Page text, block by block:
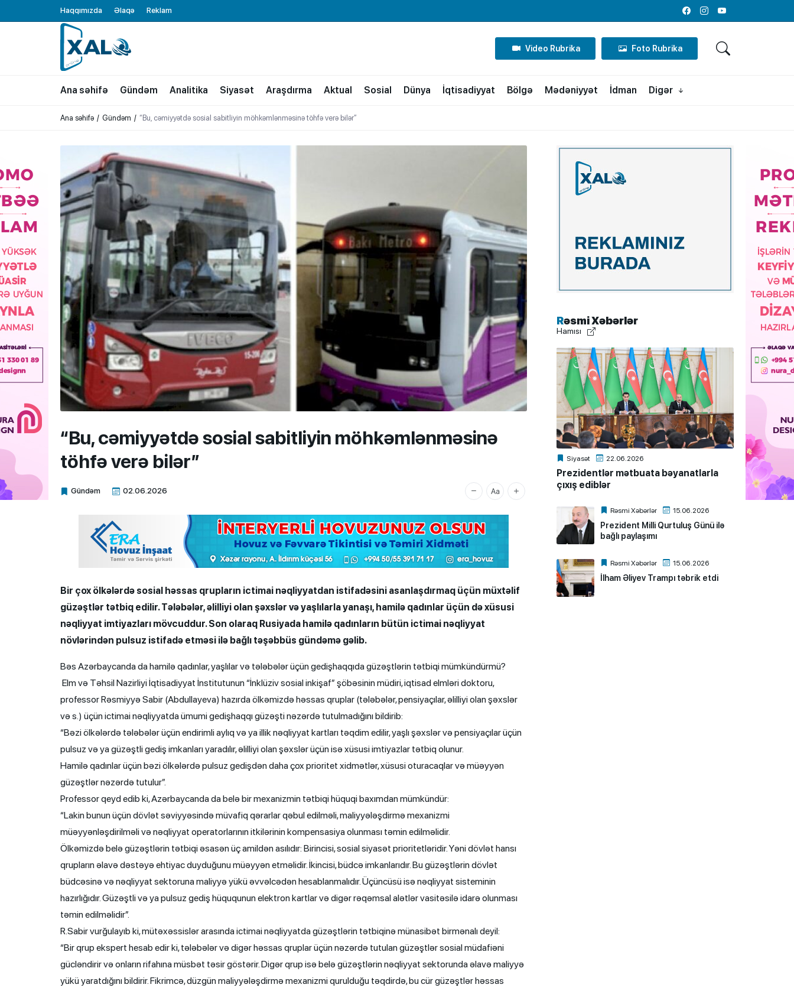
Haqqımızda Əlaqə Reklam
FacebookInstagramYoutube
XALQ.ONLINE
ONLAYN PLATFORMA
Video Rubrika Foto Rubrika
Ana səhifə Gündəm Analitika Siyasət Araşdırma Aktual Sosial Dünya İqtisadiyyat Bölgə Mədəniyyət İdman Digər
Ana səhifə Gündəm “Bu, cəmiyyətdə sosial sabitliyin möhkəmlənməsinə töhfə verə bilər”
“Bu, cəmiyyətdə sosial sabitliyin möhkəmlənməsinə
töhfə verə bilər”
Gündəm 02.06.2026
Xalq.Online
Bir çox ölkələrdə sosial həssas qrupların ictimai nəqliyyatdan istifadəsini asanlaşdırmaq üçün müxtəlif
güzəştlər tətbiq edilir. Tələbələr, əlilliyi olan şəxslər və yaşlılarla yanaşı, hamilə qadınlar üçün də xüsusi
nəqliyyat imtiyazları mövcuddur. Son olaraq Rusiyada hamilə qadınların bütün ictimai nəqliyyat
növlərindən pulsuz istifadə etməsi ilə bağlı təşəbbüs gündəmə gəlib.
Bəs Azərbaycanda da hamilə qadınlar, yaşlılar və tələbələr üçün gedişhaqqıda güzəştlərin tətbiqi mümkündürmü?
Elm və Təhsil Nazirliyi İqtisadiyyat İnstitutunun “İnklüziv sosial inkişaf” şöbəsinin müdiri, iqtisad elmləri doktoru,
professor Rəsmiyyə Sabir (Abdullayeva) hazırda ölkəmizdə həssas qruplar (tələbələr, pensiyaçılar, əlilliyi olan şəxslər
və s.) üçün ictimai nəqliyyatda ümumi gedişhaqqı güzəşti nəzərdə tutulmadığını bildirib:
“Bəzi ölkələrdə tələbələr üçün endirimli aylıq və ya illik nəqliyyat kartları təqdim edilir, yaşlı şəxslər və pensiyaçılar üçün
pulsuz və ya güzəştli gediş imkanları yaradılır, əlilliyi olan şəxslər üçün isə xüsusi imtiyazlar tətbiq olunur.
Hamilə qadınlar üçün bəzi ölkələrdə pulsuz gedişdən daha çox prioritet xidmətlər, xüsusi oturacaqlar və müəyyən
güzəştlər nəzərdə tutulur”.
Professor qeyd edib ki, Azərbaycanda da belə bir mexanizmin tətbiqi hüquqi baxımdan mümkündür:
“Lakin bunun üçün dövlət səviyyəsində müvafiq qərarlar qəbul edilməli, maliyyələşdirmə mexanizmi
müəyyənləşdirilməli və nəqliyyat operatorlarının itkilərinin kompensasiya olunması təmin edilməlidir.
Ölkəmizdə belə güzəştlərin tətbiqi əsasən üç amildən asılıdır: Birincisi, sosial siyasət prioritetləridir. Yəni dövlət hansı
qrupların əlavə dəstəyə ehtiyac duyduğunu müəyyən etməlidir. İkincisi, büdcə imkanlarıdır. Bu güzəştlərin dövlət
büdcəsinə və nəqliyyat sektoruna maliyyə yükü əvvəlcədən hesablanmalıdır. Üçüncüsü isə nəqliyyat sisteminin
hazırlığıdır. Güzəştli və ya pulsuz gediş hüququnun elektron kartlar və digər rəqəmsal alətlər vasitəsilə idarə olunması
təmin edilməlidir”.
R.Sabir vurğulayıb ki, mütəxəssislər arasında ictimai nəqliyyatda güzəştlərin tətbiqinə münasibət birmənalı deyil:
“Bir qrup ekspert hesab edir ki, tələbələr və digər həssas qruplar üçün nəzərdə tutulan güzəştlər sosial müdafiəni
gücləndirir və onların rifahına müsbət təsir göstərir. Digər qrup isə belə güzəştlərin nəqliyyat sektorunda əlavə maliyyə
yükü yaratdığını bildirir. Fikrimcə, düzgün maliyyələşdirmə mexanizmi qurulduğu təqdirdə, bu cür güzəştlər həssas
Rəsmi Xəbərlər
Hamısı
Siyasət 22.06.2026
Prezidentlər mətbuata bəyanatlarla
çıxış ediblər
Rəsmi Xəbərlər 15.06.2026
Prezident Milli Qurtuluş Günü ilə
bağlı paylaşımı
Rəsmi Xəbərlər 15.06.2026
İlham Əliyev Trampı təbrik etdi